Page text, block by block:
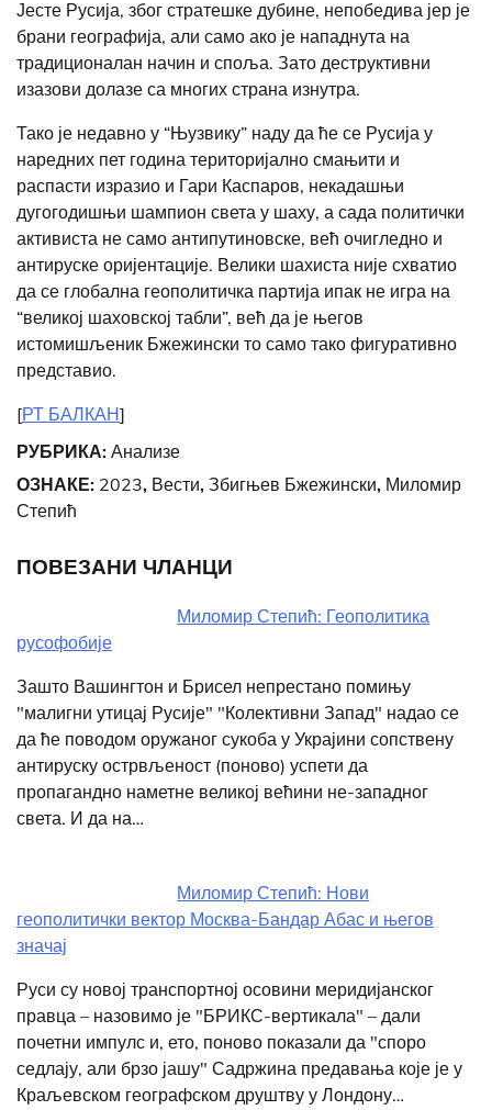
Јесте Русија, због стратешке дубине, непобедива јер је
брани географија, али само ако је нападнута на
традиционалан начин и споља. Зато деструктивни
изазови долазе са многих страна изнутра.
Тако је недавно у “Њузвику” наду да ће се Русија у
наредних пет година територијално смањити и
распасти изразио и Гари Каспаров, некадашњи
дугогодишњи шампион света у шаху, а сада политички
активиста не само антипутиновске, већ очигледно и
антируске оријентације. Велики шахиста није схватио
да се глобална геополитичка партија ипак не игра на
“великој шаховској табли”, већ да је његов
истомишљеник Бжежински то само тако фигуративно
представио.
[РТ БАЛКАН]
РУБРИКА: Анализе
ОЗНАКЕ: 2023, Вести, Збигњев Бжежински, Миломир
Степић
ПОВЕЗАНИ ЧЛАНЦИ
Миломир Степић: Геополитика
русофобије
Зашто Вашингтон и Брисел непрестано помињу
"малигни утицај Русије" "Колективни Запад" надао се
да ће поводом оружаног сукоба у Украјини сопствену
антируску острвљеност (поново) успети да
пропагандно наметне великој већини не-западног
света. И да на…
Миломир Степић: Нови
геополитички вектор Москва-Бандар Абас и његов
значај
Руси су новој транспортној осовини меридијанског
правца – назовимо је "БРИКС-вертикала" – дали
почетни импулс и, ето, поново показали да "споро
седлају, али брзо јашу" Садржина предавања које је у
Краљевском географском друштву у Лондону…